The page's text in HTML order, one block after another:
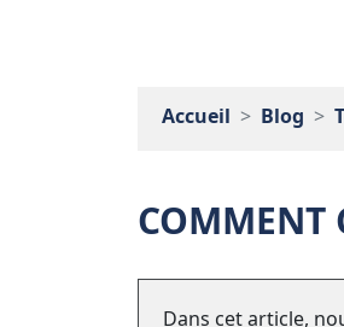
Accueil Blog
COMMENT
Dans cet article,